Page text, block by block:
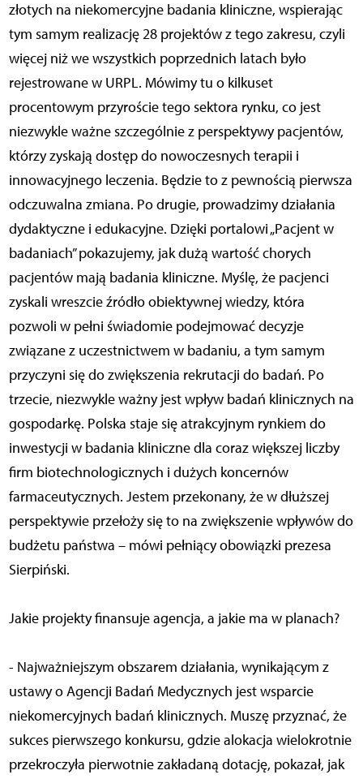
złotych na niekomercyjne badania kliniczne, wspierając
tym samym realizację 28 projektów z tego zakresu, czyli
więcej niż we wszystkich poprzednich latach było
rejestrowane w URPL. Mówimy tu o kilkuset
procentowym przyroście tego sektora rynku, co jest
niezwykle ważne szczególnie z perspektywy pacjentów,
którzy zyskają dostęp do nowoczesnych terapii i
innowacyjnego leczenia. Będzie to z pewnością pierwsza
odczuwalna zmiana. Po drugie, prowadzimy działania
dydaktyczne i edukacyjne. Dzięki portalowi „Pacjent w
badaniach” pokazujemy, jak dużą wartość chorych
pacjentów mają badania kliniczne. Myślę, że pacjenci
zyskali wreszcie źródło obiektywnej wiedzy, która
pozwoli w pełni świadomie podejmować decyzje
związane z uczestnictwem w badaniu, a tym samym
przyczyni się do zwiększenia rekrutacji do badań. Po
trzecie, niezwykle ważny jest wpływ badań klinicznych na
gospodarkę. Polska staje się atrakcyjnym rynkiem do
inwestycji w badania kliniczne dla coraz większej liczby
firm biotechnologicznych i dużych koncernów
farmaceutycznych. Jestem przekonany, że w dłuższej
perspektywie przełoży się to na zwiększenie wpływów do
budżetu państwa – mówi pełniący obowiązki prezesa
Sierpiński.
Jakie projekty finansuje agencja, a jakie ma w planach?
- Najważniejszym obszarem działania, wynikającym z
ustawy o Agencji Badań Medycznych jest wsparcie
niekomercyjnych badań klinicznych. Muszę przyznać, że
sukces pierwszego konkursu, gdzie alokacja wielokrotnie
przekroczyła pierwotnie zakładaną dotację, pokazał, jak